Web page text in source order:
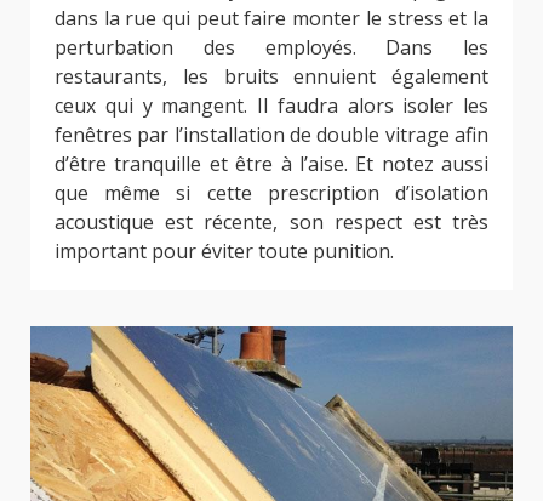
dans la rue qui peut faire monter le stress et la
perturbation des employés. Dans les
restaurants, les bruits ennuient également
ceux qui y mangent. Il faudra alors isoler les
fenêtres par l’installation de double vitrage afin
d’être tranquille et être à l’aise. Et notez aussi
que même si cette prescription d’isolation
acoustique est récente, son respect est très
important pour éviter toute punition.